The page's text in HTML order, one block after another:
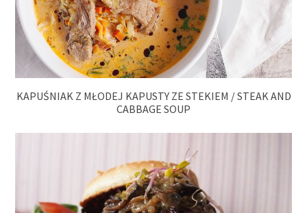
KAPUŚNIAK Z MŁODEJ KAPUSTY ZE STEKIEM / STEAK AND
CABBAGE SOUP